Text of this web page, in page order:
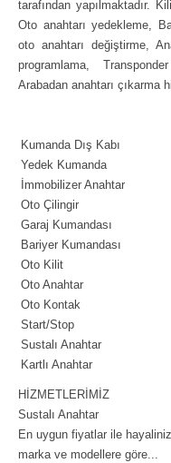
tarafından yapılmaktadır.
Oto anahtarı yedekleme,
oto anahtarı değiştirme,
programlama,
Arabadan anahtarı çıkarma
Kumanda Dış Kabı
Yedek Kumanda
İmmobilizer Anahtar
Oto Çilingir
Garaj Kumandası
Bariyer Kumandası
Oto Kilit
Oto Anahtar
Oto Kontak
Start/Stop
Sustalı Anahtar
Kartlı Anahtar
HİZMETLERİMİZ
Sustalı Anahtar
En uygun fiyatlar ile
marka ve modellere göre...